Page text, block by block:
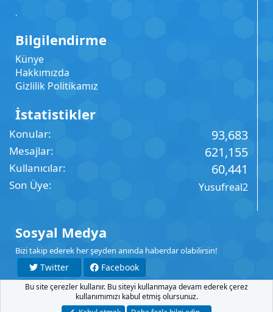
.
Bilgilendirme
Künye
Hakkımızda
Gizlilik Politikamız
İstatistikler
Konular 93,683
Mesajlar 621,155
Kullanıcılar 60,441
Son Üye Yusufreal2
Sosyal Medya
Bizi takip ederek her şeyden anında haberdar olabilirsin!
Twitter
Facebook
YouTube
Instagram
Bu site çerezler kullanır. Bu siteyi kullanmaya devam ederek çerez
kullanımımızı kabul etmiş olursunuz.